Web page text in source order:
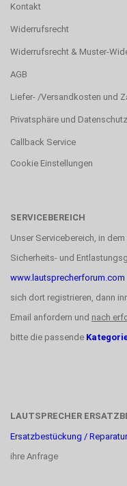
Kontakt
Widerrufsrecht
Widerrufsrecht & Muster-
AGB
Liefer- /Versandkosten und
Privatsphäre und Datenschutz
Callback Service
Cookie Einstellungen
SERVICEBEREICH
Unser Servicebereich, in
Sicherheits- und
www.lautsprecherforum.com
sich dort registrieren, dann
Email anfordern und nach
bitte die passende
LAUTSPRECHER
Ersatzbestückung /
ihre Anfrage